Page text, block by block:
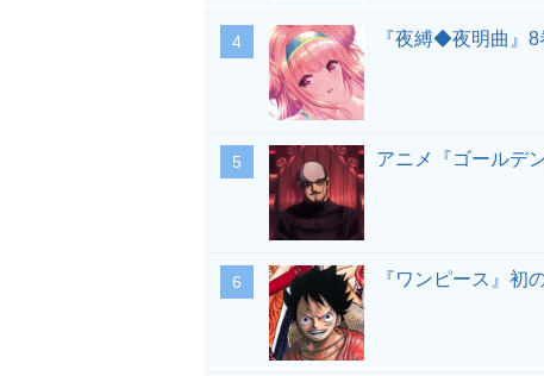
『夜縛◆夜明曲』
アニメ『ゴールデ
『ワンピース』初